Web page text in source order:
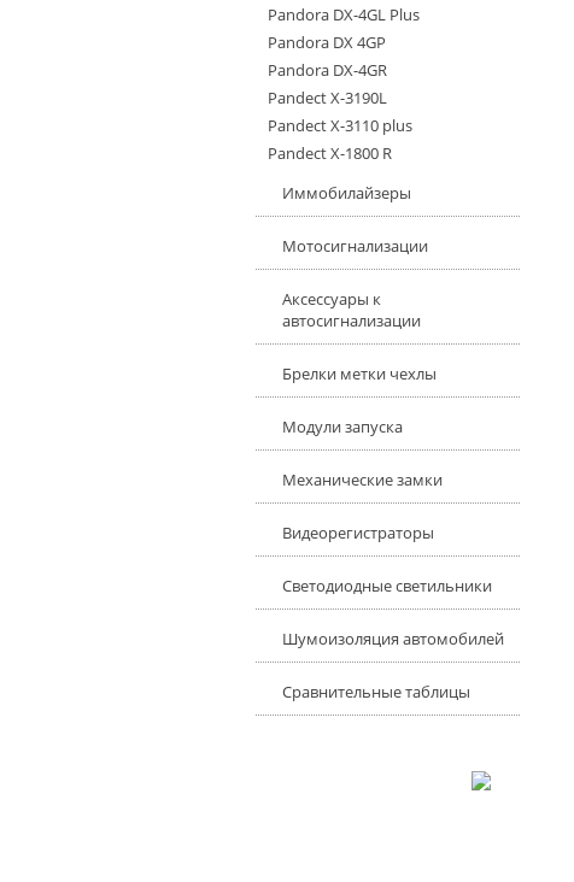
Pandora DX-4GL Plus
Pandora DX 4GP
Pandora DX-4GR
Pandect X-3190L
Pandect X-3110 plus
Pandect X-1800 R
Иммобилайзеры
Мотосигнализации
Аксесcуары к
автосигнализации
Брелки метки чехлы
Модули запуска
Механические замки
Видеорегистраторы
Светодиодные светильники
Шумоизоляция автомобилей
Сравнительные таблицы